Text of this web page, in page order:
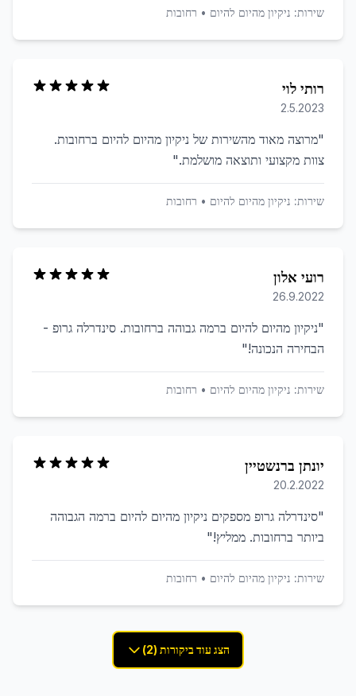
שירות: ניקיון מהיום להיום • רחובות
רותי לוי
2.5.2023
"מרוצה מאוד מהשירות של ניקיון מהיום להיום ברחובות.
צוות מקצועי ותוצאה מושלמת."
שירות: ניקיון מהיום להיום • רחובות
רועי אלון
26.9.2022
"ניקיון מהיום להיום ברמה גבוהה ברחובות. סינדרלה גרופ -
הבחירה הנכונה!"
שירות: ניקיון מהיום להיום • רחובות
יונתן ברנשטיין
20.2.2022
"סינדרלה גרופ מספקים ניקיון מהיום להיום ברמה הגבוהה
ביותר ברחובות. ממליץ!"
שירות: ניקיון מהיום להיום • רחובות
הצג עוד ביקורות (2)